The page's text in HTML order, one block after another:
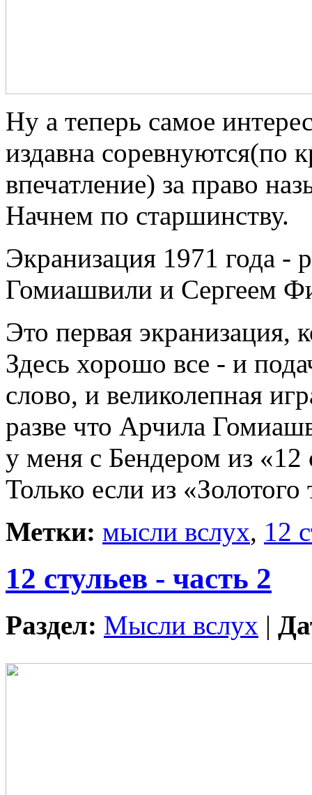
Ну а теперь самое
издавна соревнуются(по
впечатление) за право
Начнем по старшинству.
Экранизация 1971 года -
Гомиашвили и Сергеем
Это первая экранизация,
Здесь хорошо все - и
слово, и великолепная
разве что Арчила
у меня с Бендером из «12
Только если из «Золотого
Метки: мысли вслух, 12
12 стульев - часть 2
Раздел: Мысли вслух |